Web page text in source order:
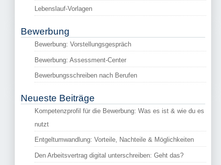
Lebenslauf-Vorlagen
Bewerbung
Bewerbung: Vorstellungsgespräch
Bewerbung: Assessment-Center
Bewerbungsschreiben nach Berufen
Neueste Beiträge
Kompetenzprofil für die Bewerbung: Was es ist & wie du es
nutzt
Entgeltumwandlung: Vorteile, Nachteile & Möglichkeiten
Den Arbeitsvertrag digital unterschreiben: Geht das?